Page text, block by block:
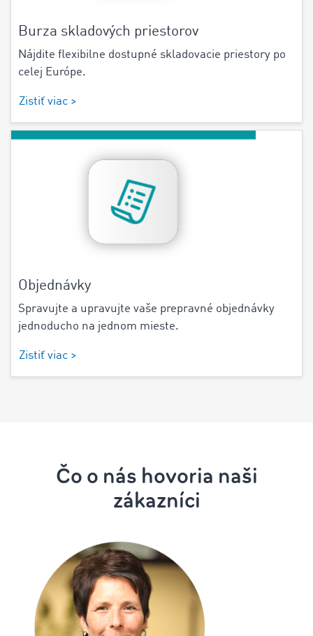
Burza skladových priestorov
Nájdite flexibilne dostupné skladovacie priestory po
celej Európe.
Zistiť viac >
Objednávky
Spravujte a upravujte vaše prepravné objednávky
jednoducho na jednom mieste.
Zistiť viac >
Čo o nás hovoria naši
zákazníci